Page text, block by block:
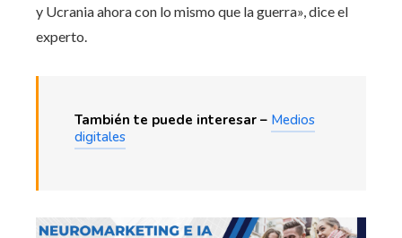
y Ucrania ahora con lo mismo que la guerra», dice el
experto.
También te puede interesar – Medios
digitales